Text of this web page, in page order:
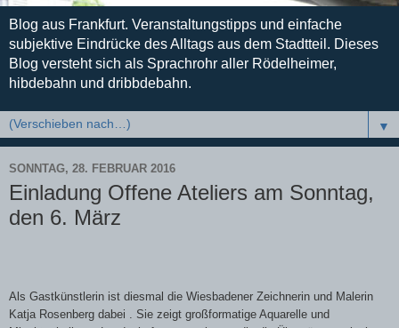
Blog aus Frankfurt. Veranstaltungstipps und einfache
subjektive Eindrücke des Alltags aus dem Stadtteil. Dieses
Blog versteht sich als Sprachrohr aller Rödelheimer,
hibdebahn und dribbdebahn.
▼
SONNTAG, 28. FEBRUAR 2016
Einladung Offene Ateliers am Sonntag,
den 6. März
Als Gastkünstlerin ist diesmal die Wiesbadener Zeichnerin und Malerin
Katja Rosenberg dabei . Sie zeigt großformatige Aquarelle und